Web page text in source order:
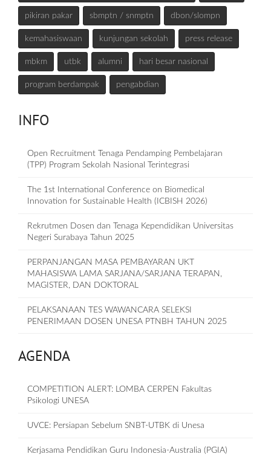
pikiran pakar sbmptn / snmptn dbon/slompn
kemahasiswaan kunjungan sekolah press release
mbkm utbk alumni hari besar nasional
program berdampak pengabdian
INFO
Open Recruitment Tenaga Pendamping Pembelajaran
(TPP) Program Sekolah Nasional Terintegrasi
The 1st International Conference on Biomedical
Innovation for Sustainable Health (ICBISH 2026)
Rekrutmen Dosen dan Tenaga Kependidikan Universitas
Negeri Surabaya Tahun 2025
PERPANJANGAN MASA PEMBAYARAN UKT
MAHASISWA LAMA SARJANA/SARJANA TERAPAN,
MAGISTER, DAN DOKTORAL
PELAKSANAAN TES WAWANCARA SELEKSI
PENERIMAAN DOSEN UNESA PTNBH TAHUN 2025
AGENDA
COMPETITION ALERT: LOMBA CERPEN Fakultas
Psikologi UNESA
UVCE: Persiapan Sebelum SNBT-UTBK di Unesa
Kerjasama Pendidikan Guru Indonesia-Australia (PGIA)